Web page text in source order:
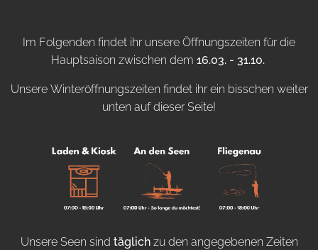
Im Folgenden findet ihr unsere Öffnungszeiten für die
Hauptsaison zwischen dem 16.03. - 31.10.
Unsere Winteröffnungszeiten findet ihr ein bisschen weiter
unten auf dieser Seite!
Unsere Seen sind täglichzu den angegebenen Zeiten